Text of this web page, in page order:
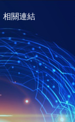
相關連結